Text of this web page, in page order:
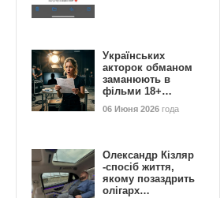
Українських
акторок обманом
заманюють в
фільми 18+…
06 Июня 2026 года
Олександр Кізляр
-спосіб життя,
якому позаздрить
олігарх…